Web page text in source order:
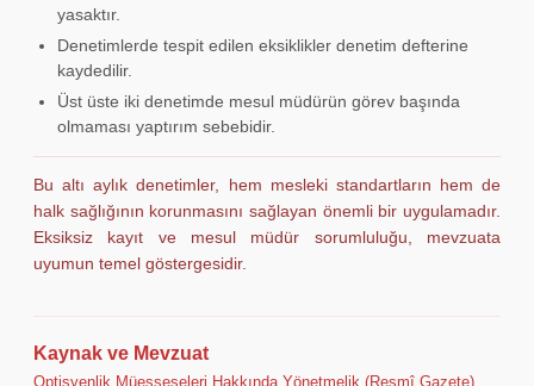
yasaktır.
Denetimlerde tespit edilen eksiklikler denetim defterine
kaydedilir.
Üst üste iki denetimde mesul müdürün görev başında
olmaması yaptırım sebebidir.
Bu altı aylık denetimler, hem mesleki standartların hem de
halk sağlığının korunmasını sağlayan önemli bir uygulamadır.
Eksiksiz kayıt ve mesul müdür sorumluluğu, mevzuata
uyumun temel göstergesidir.
Kaynak ve Mevzuat
Optisyenlik Müesseseleri Hakkında Yönetmelik (Resmî Gazete)